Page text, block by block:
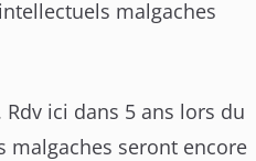
malgaches
Rdv ici dans 5 ans lors du
malgaches seront encore